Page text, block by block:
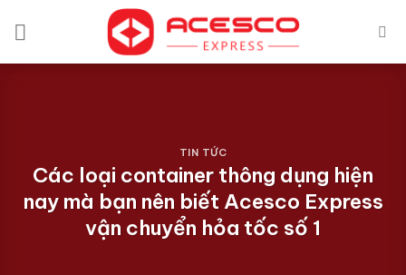
qua
TIN TỨC
Các loại container thông dụng hiện
nay mà bạn nên biết Acesco Express
vận chuyển hỏa tốc số 1